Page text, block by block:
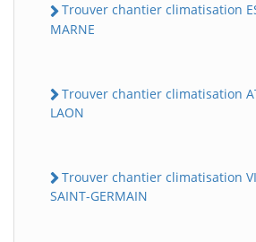
Trouver chantier climatisation
MARNE
Trouver chantier climatisation
LAON
Trouver chantier climatisation
SAINT-GERMAIN